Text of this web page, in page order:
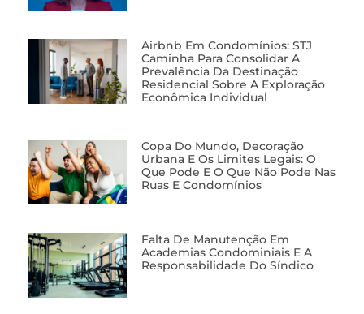
Airbnb Em Condomínios: STJ
Caminha Para Consolidar A
Prevalência Da Destinação
Residencial Sobre A Exploração
Econômica Individual
Copa Do Mundo, Decoração
Urbana E Os Limites Legais: O
Que Pode E O Que Não Pode Nas
Ruas E Condomínios
Falta De Manutenção Em
Academias Condominiais E A
Responsabilidade Do Síndico